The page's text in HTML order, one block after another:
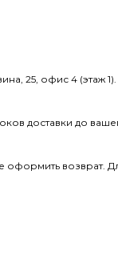
25, офис 4 (этаж 1).
доставки до
возврат.